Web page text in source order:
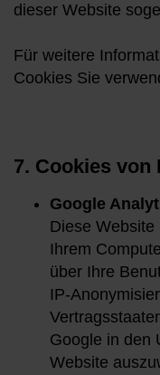
dieser Website
Für weitere
Cookies Sie
7. Cookies von
Google
Diese Website
Ihrem
über Ihre
IP-
Google in den
Website